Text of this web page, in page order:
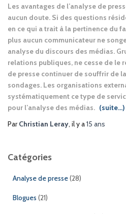
Les avantages de l’analyse de
aucun doute. Si des questions
en ce qui a trait à la pertinence du
plus aucun communicateur ne
analyse du discours des médias.
relations publiques, ne cesse de le
de presse continuer de souffrir de
sondages. Les organisations
systématiquement ce type de
pour l’analyse des médias. (suite…)
ParChristian Leray, il y a15 ans
Catégories
Analyse de presse(28)
Blogues (21)